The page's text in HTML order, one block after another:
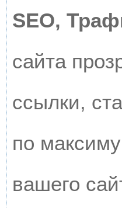
SEO,
сайта
ссылки,
по
вашего